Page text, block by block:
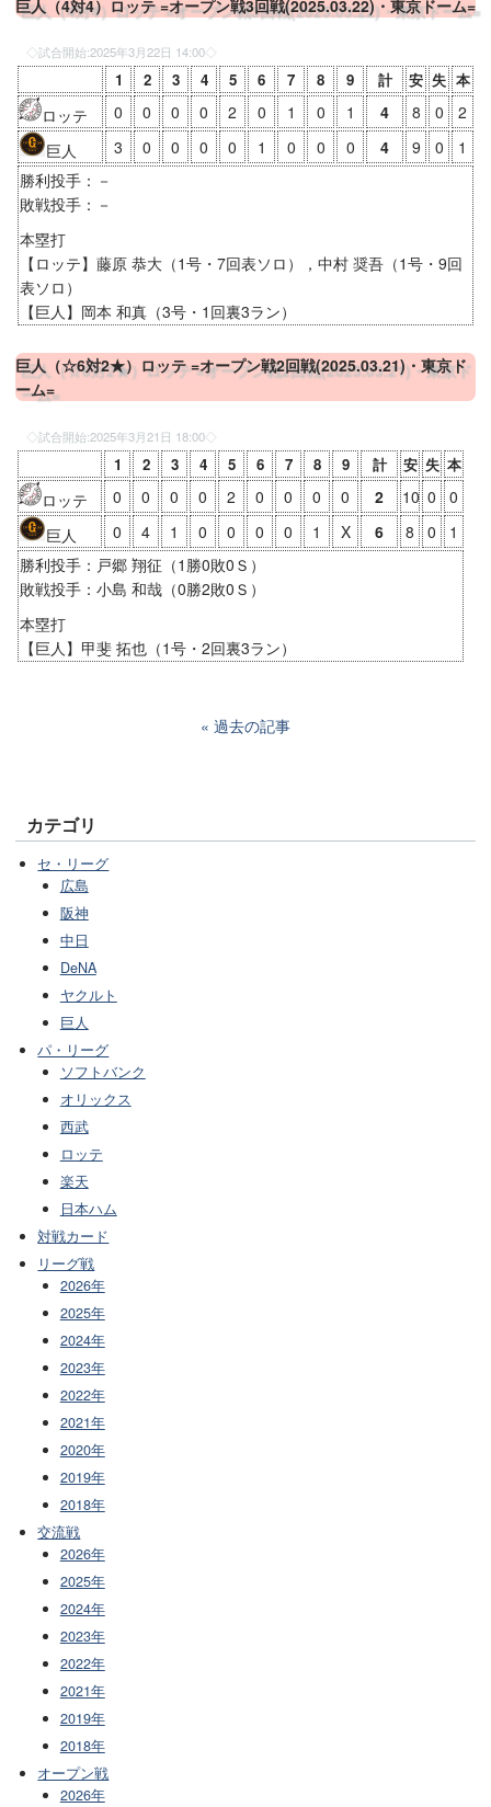
巨人（4対4）ロッテ =オープン戦3回戦(2025.03.22)・東京ドーム=
◇試合開始:2025年3月22日 14:00 ◇
1 2 3 4 5 6 7 8 9 計 安 失 本
ロッテ 0 0 0 0 2 0 1 0 1 4 8 0
2
巨人
3 0 0 0 0 1 0 0 0 4 9 0
1
勝利投手：－
敗戦投手：－
本塁打
【ロッテ】藤原 恭大（1号・7回表ソロ），中村 奨吾（1号・9回
表ソロ）
【巨人】岡本 和真（3号・1回裏3ラン）
巨人（☆6対2★）ロッテ =オープン戦2回戦(2025.03.21)・東京ド
ーム=
◇試合開始:2025年3月21日 18:00 ◇
1 2 3 4 5 6 7 8 9 計 安 失 本
ロッテ 0 0 0 0 2 0 0 0 0 2 10 0
0
巨人
0 4 1 0 0 0 0 1 X 6 8 0
1
勝利投手：戸郷 翔征（1勝0敗0Ｓ）
敗戦投手：小島 和哉（0勝2敗0Ｓ）
本塁打
【巨人】甲斐 拓也（1号・2回裏3ラン）
過去の記事
カテゴリ
セ・リーグ
広島
阪神
中日
DeNA
ヤクルト
巨人
パ・リーグ
ソフトバンク
オリックス
西武
ロッテ
楽天
日本ハム
対戦カード
リーグ戦
2026年
2025年
2024年
2023年
2022年
2021年
2020年
2019年
2018年
交流戦
2026年
2025年
2024年
2023年
2022年
2021年
2019年
2018年
オープン戦
2026年